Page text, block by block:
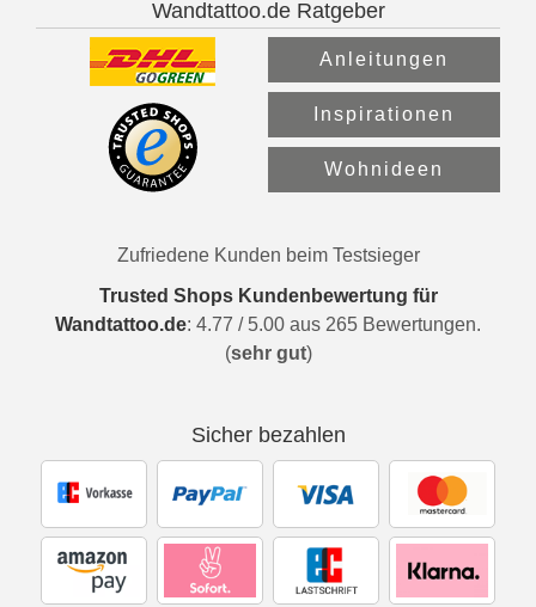
Wandtattoo.de Ratgeber
Anleitungen
Inspirationen
Wohnideen
Zufriedene Kunden beim Testsieger
Trusted Shops Kundenbewertung für
Wandtattoo.de: 4.77 / 5.00 aus 265 Bewertungen.
(sehr gut)
Sicher bezahlen